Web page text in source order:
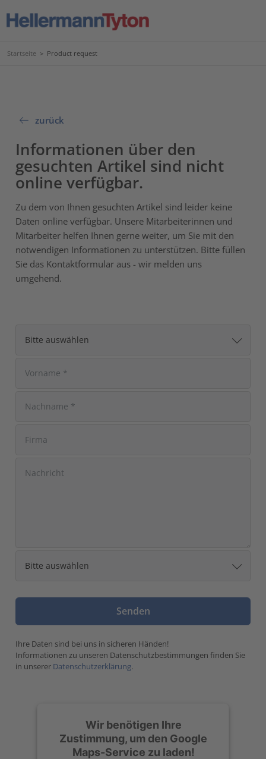
Startseite > Product request
zurück
Informationen über den
gesuchten Artikel sind nicht
online verfügbar.
Zu dem von Ihnen gesuchten Artikel sind leider keine
Daten online verfügbar. Unsere Mitarbeiterinnen und
Mitarbeiter helfen Ihnen gerne weiter, um Sie mit den
notwendigen Informationen zu unterstützen. Bitte füllen
Sie das Kontaktformular aus - wir melden uns
umgehend.
Ihre Daten sind bei uns in sicheren Händen!
Informationen zu unseren Datenschutzbestimmungen finden Sie
in unserer Datenschutzerklärung.
Wir benötigen Ihre
Zustimmung, um den Google
Maps-Service zu laden!